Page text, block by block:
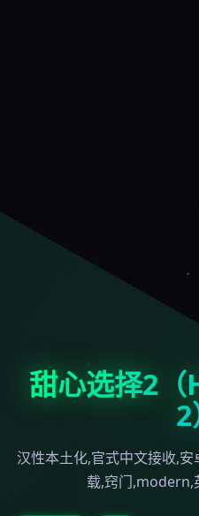
甜心选择2
2
汉性本土化,官式中文接收,
载,窍门,modern,